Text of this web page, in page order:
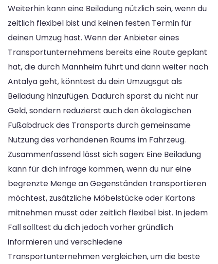
Weiterhin kann eine Beiladung nützlich sein, wenn du
zeitlich flexibel bist und keinen festen Termin für
deinen Umzug hast. Wenn der Anbieter eines
Transportunternehmens bereits eine Route geplant
hat, die durch Mannheim führt und dann weiter nach
Antalya geht, könntest du dein Umzugsgut als
Beiladung hinzufügen. Dadurch sparst du nicht nur
Geld, sondern reduzierst auch den ökologischen
Fußabdruck des Transports durch gemeinsame
Nutzung des vorhandenen Raums im Fahrzeug.
Zusammenfassend lässt sich sagen: Eine Beiladung
kann für dich infrage kommen, wenn du nur eine
begrenzte Menge an Gegenständen transportieren
möchtest, zusätzliche Möbelstücke oder Kartons
mitnehmen musst oder zeitlich flexibel bist. In jedem
Fall solltest du dich jedoch vorher gründlich
informieren und verschiedene
Transportunternehmen vergleichen, um die beste